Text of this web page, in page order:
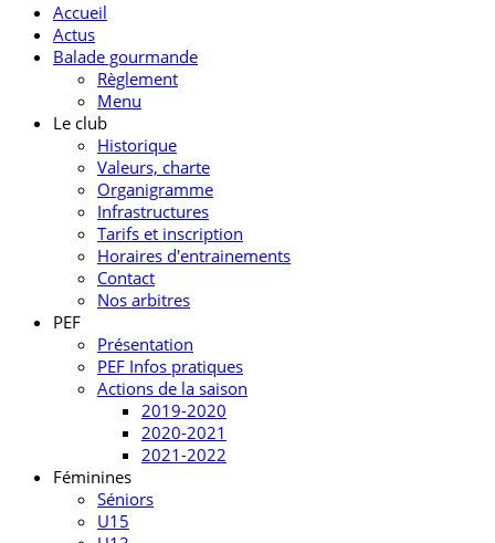
Accueil
Actus
Balade gourmande
Règlement
Menu
Le club
Historique
Valeurs, charte
Organigramme
Infrastructures
Tarifs et inscription
Horaires d'entrainements
Contact
Nos arbitres
PEF
Présentation
PEF Infos pratiques
Actions de la saison
2019-2020
2020-2021
2021-2022
Féminines
Séniors
U15